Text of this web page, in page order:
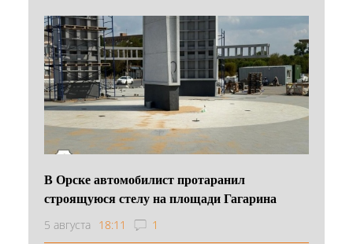
В Орске автомобилист протаранил
строящуюся стелу на площади Гагарина
5 августа 18:11 1